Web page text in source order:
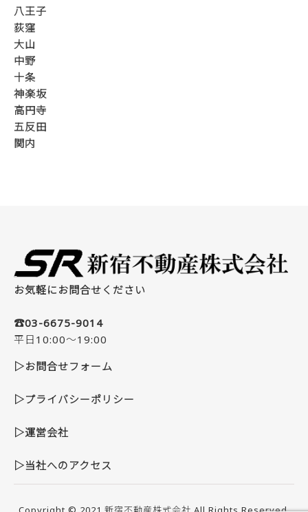
八王子
荻窪
大山
中野
十条
神楽坂
高円寺
五反田
関内
お気軽にお問合せください
☎03-6675-9014
平日10:00～19:00
▷お問合せフォーム
▷プライバシーポリシー
▷運営会社
▷当社へのアクセス